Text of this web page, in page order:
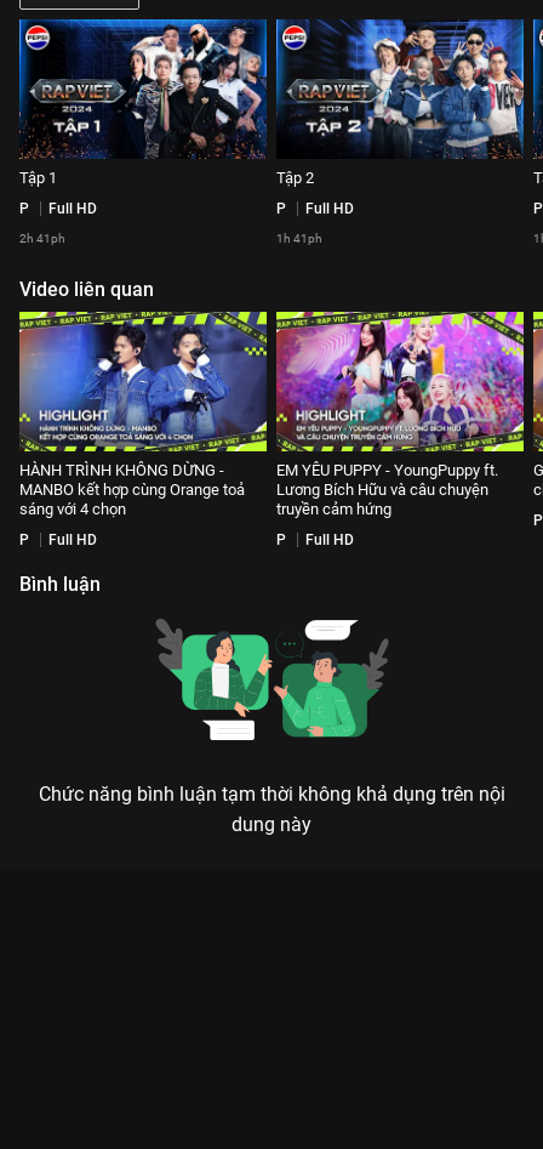
Tập 1
P Full HD
2h 41ph
Tập 2
P Full HD
1h 41ph
P
Video liên quan
HÀNH TRÌNH KHÔNG DỪNG -
MANBO kết hợp cùng Orange toả
sáng với 4 chọn
P Full HD
EM YÊU PUPPY - YoungPuppy ft.
Lương Bích Hữu và câu chuyện
truyền cảm hứng
P Full HD
P
Bình luận
Chức năng bình luận tạm thời không khả dụng trên nội
dung này